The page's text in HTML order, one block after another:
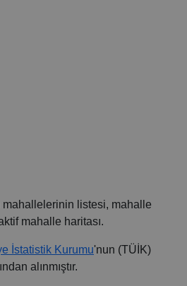
listesi, mahalle
mahalle haritası.
İstatistik Kurumu'nun (TÜİK)
alınmıştır.